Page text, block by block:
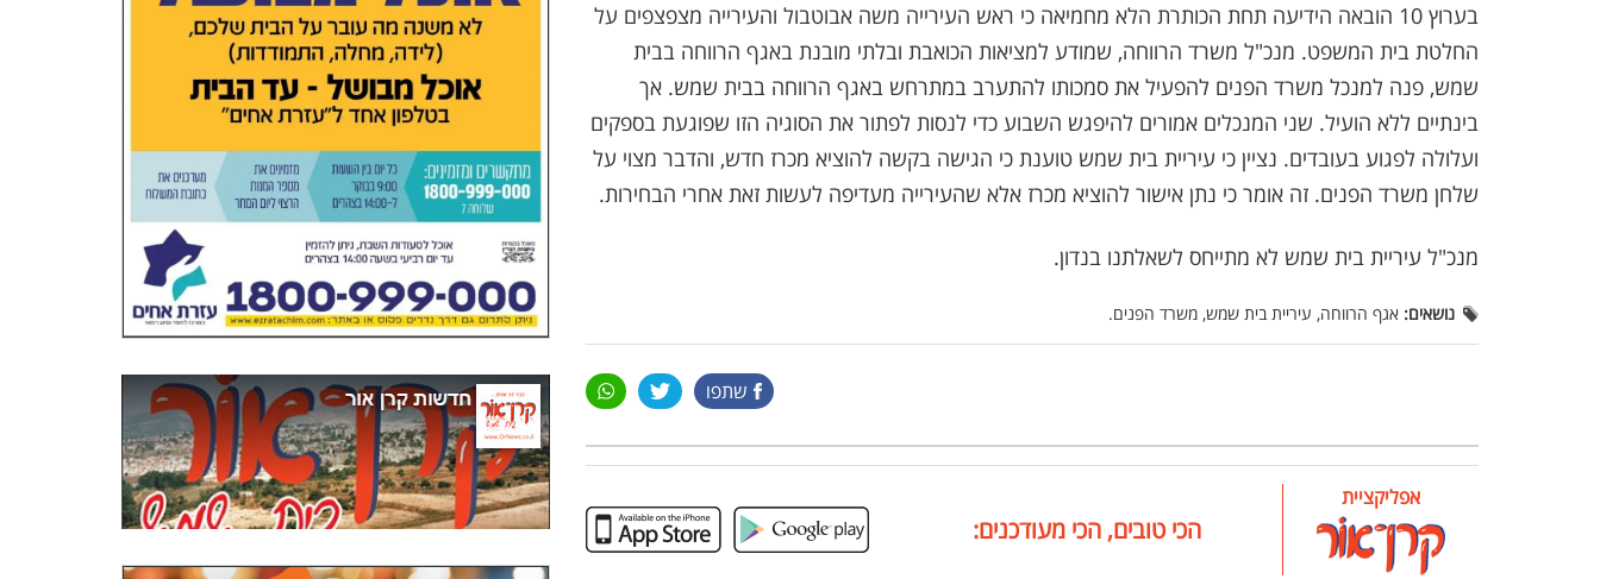
בערוץ 10 הובאה הידיעה תחת הכותרת הלא מחמיאה כי ראש העירייה משה אבוטבול והעירייה מצפצפים על
החלטת בית המשפט. מנכ"ל משרד הרווחה, שמודע למציאות הכואבת ובלתי מובנת באגף הרווחה בבית
שמש, פנה למנכל משרד הפנים להפעיל את סמכותו להתערב במתרחש באגף הרווחה בבית שמש. אך
בינתיים ללא הועיל. שני המנכלים אמורים להיפגש השבוע כדי לנסות לפתור את הסוגיה הזו שפוגעת בספקים
ועלולה לפגוע בעובדים. נציין כי עיריית בית שמש טוענת כי הגישה בקשה להוציא מכרז חדש, והדבר מצוי על
שלחן משרד הפנים. זה אומר כי נתן אישור להוציא מכרז אלא שהעירייה מעדיפה לעשות זאת אחרי הבחירות.
מנכ"ל עיריית בית שמש לא מתייחס לשאלתנו בנדון.
נושאים: אגף הרווחה, עיריית בית שמש, משרד הפנים.
שתפו
אפליקציית
הכי טובים, הכי מעודכנים: